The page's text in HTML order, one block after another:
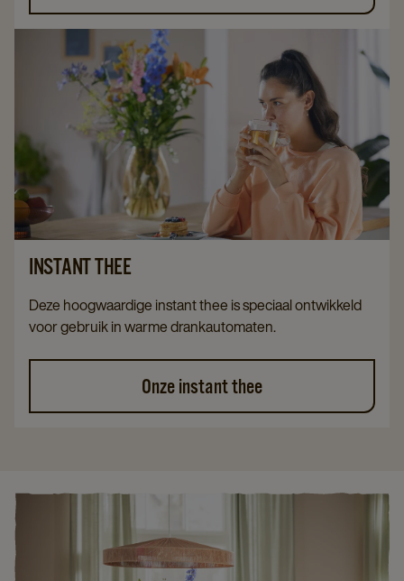
INSTANT THEE
Deze hoogwaardige instant thee is speciaal ontwikkeld
voor gebruik in warme drankautomaten.
Onze instant thee